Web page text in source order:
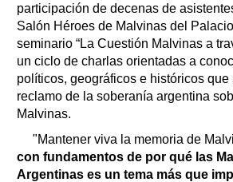
Datos Útiles
Fúnebres
Edictos
Teléfonos
participación de decenas de
Salón Héroes de Malvinas del
seminario “La Cuestión Malvinas a
un ciclo de charlas orientadas a
políticos, geográficos e históricos que
reclamo de la soberanía argentina
Malvinas.
"Mantener viva la memoria de
con fundamentos de por qué las
Argentinas es un tema más que